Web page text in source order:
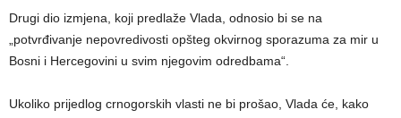
Drugi dio izmjena, koji predlaže Vlada, odnosio bi se na
„potvrđivanje nepovredivosti opšteg okvirnog sporazuma za mir u
Bosni i Hercegovini u svim njegovim odredbama“.
Ukoliko prijedlog crnogorskih vlasti ne bi prošao, Vlada će, kako